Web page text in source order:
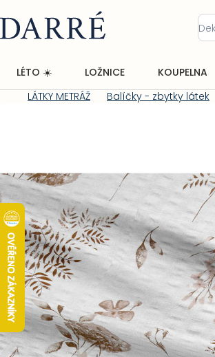
na
obsah
LÉTO ☀️ LOŽNICE KOUPELNA
LÁTKY METRÁŽ Balíčky - zbytky látek